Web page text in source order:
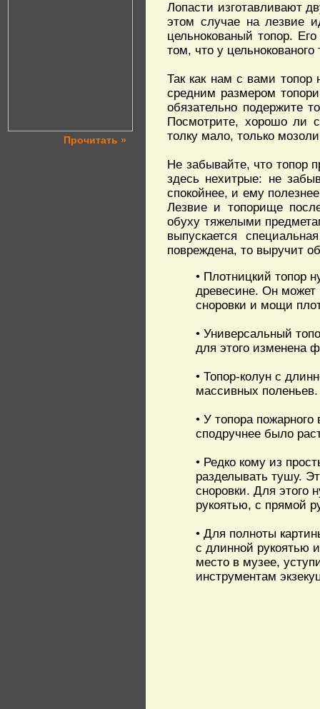
Прочитать »
Лопасти изготавливают
этом случае на лезвие
цельнокованый топор.
том, что у
Так как нам с вами топор
средним размером
обязательно подержите
Посмотрите, хорошо ли
толку мало, только
Не забывайте, что топор
здесь нехитрые: не
спокойнее, и ему
Лезвие и топорище
обуху тяжелыми
выпускается
повреждена, то выручит
• Плотницкий топор
древесине. Он может
сноровки и мощи
• Универсальный
для этого изменена
• Топор-колун с
массивных поленьев.
• У топора
сподручнее было
• Редко кому из
разделывать тушу.
сноровки. Для этого
рукоятью, с прямой
• Для полноты
с длинной рукоятью
место в музее,
инструментам